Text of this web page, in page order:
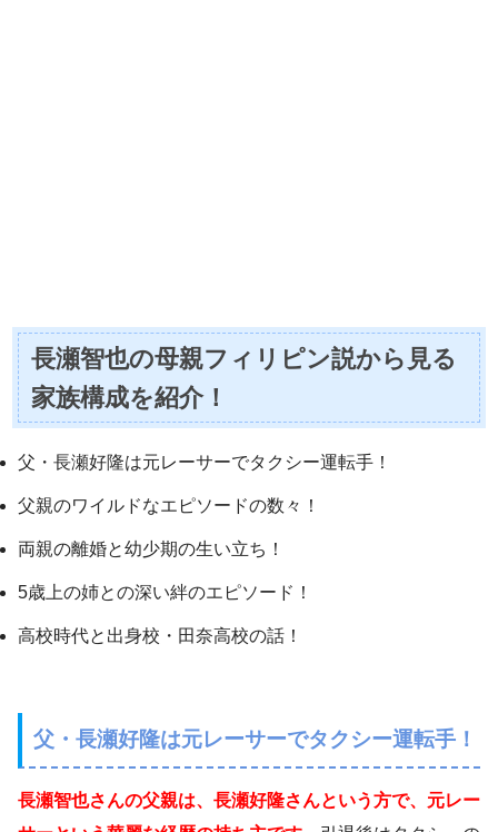
長瀬智也の母親フィリピン説から見る
家族構成を紹介！
父・長瀬好隆は元レーサーでタクシー運転手！
父親のワイルドなエピソードの数々！
両親の離婚と幼少期の生い立ち！
5歳上の姉との深い絆のエピソード！
高校時代と出身校・田奈高校の話！
父・長瀬好隆は元レーサーでタクシー運転手！
長瀬智也さんの父親は、長瀬好隆さんという方で、元レー